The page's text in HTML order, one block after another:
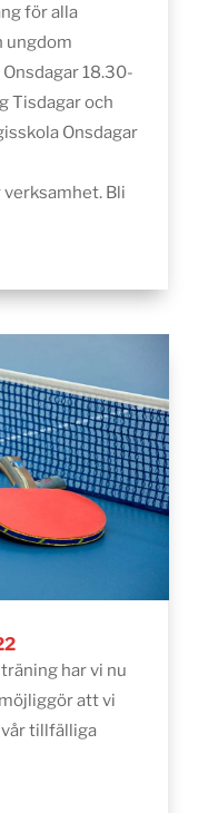
för alla
ungdom
18.30-
Tisdagar och
Onsdagar
Bli
har vi nu
att vi
tillfälliga